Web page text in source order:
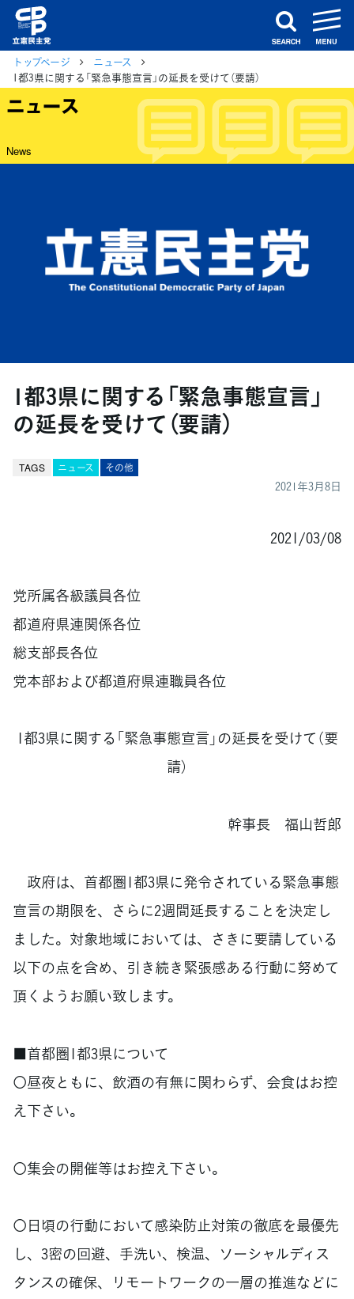
search
トップページ
ニュース
1都3県に関する「緊急事態宣言」の延長を受けて（要請）
ニュース
News
1都3県に関する「緊急事態宣言」
の延長を受けて（要請）
TAGS ニュース その他
2021年3月8日
2021/03/08
党所属各級議員各位
都道府県連関係各位
総支部長各位
党本部および都道府県連職員各位
1都3県に関する「緊急事態宣言」の延長を受けて（要
請）
幹事長 福山哲郎
政府は、首都圏1都3県に発令されている緊急事態
宣言の期限を、さらに2週間延長することを決定し
ました。対象地域においては、さきに要請している
以下の点を含め、引き続き緊張感ある行動に努めて
頂くようお願い致します。
■首都圏1都3県について
〇昼夜ともに、飲酒の有無に関わらず、会食はお控
え下さい。
〇集会の開催等はお控え下さい。
〇日頃の行動において感染防止対策の徹底を最優先
し、3密の回避、手洗い、検温、ソーシャルディス
タンスの確保、リモートワークの一層の推進などに